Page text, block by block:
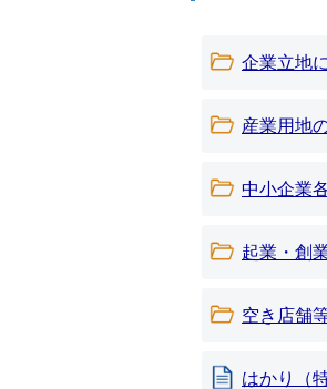
企業立地
産業用地
中小企業
起業・創
空き店舗
はかり（